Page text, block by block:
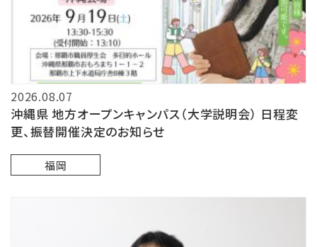
2026.08.07
沖縄県 地方オープンキャンパス（大学説明会） 日程変
更、振替開催決定のお知らせ
福岡